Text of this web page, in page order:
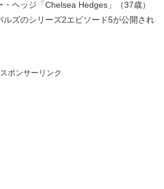
ヘッジ「Chelsea Hedges」（37歳）
ルズのシリーズ2エピソード5が公開され
スポンサーリンク